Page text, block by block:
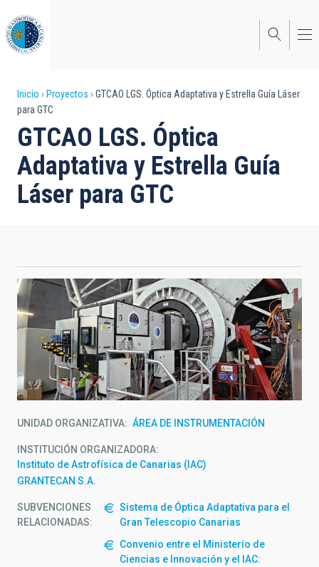
al
contenido
principal
Sobrescribir
enlaces
de
ayuda
a
Inicio Proyectos
GTCAO LGS. Óptica Adaptativa y Estrella Guía Láser
para GTC
GTCAO LGS. Óptica
Adaptativa y Estrella Guía
Láser para GTC
UNIDAD ORGANIZATIVA ÁREA DE INSTRUMENTACIÓN
INSTITUCIÓN ORGANIZADORA
Instituto de Astrofísica de Canarias (IAC)
GRANTECAN S.A.
SUBVENCIONES
RELACIONADAS:
Sistema de Óptica Adaptativa para el
Gran Telescopio Canarias
Convenio entre el Ministerio de
Ciencias e Innovación y el IAC: